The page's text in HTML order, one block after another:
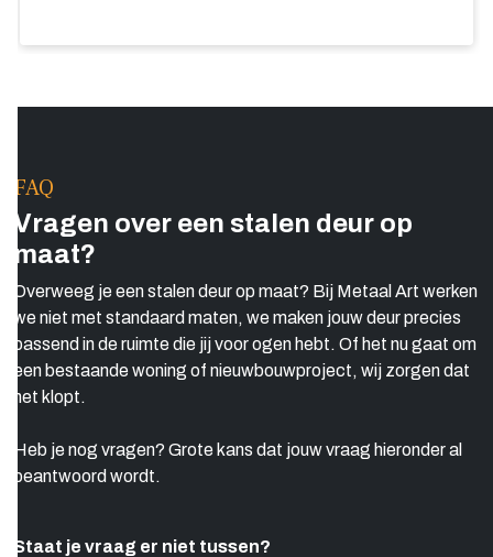
FAQ
Vragen over een stalen deur op
maat?
Overweeg je een stalen deur op maat? Bij Metaal Art werken
we niet met standaard maten, we maken jouw deur precies
passend in de ruimte die jij voor ogen hebt. Of het nu gaat om
een bestaande woning of nieuwbouwproject, wij zorgen dat
het klopt.
Heb je nog vragen? Grote kans dat jouw vraag hieronder al
beantwoord wordt.
Staat je vraag er niet tussen?